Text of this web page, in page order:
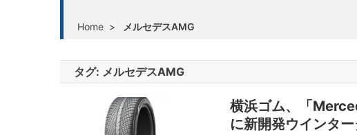
Home > メルセデスAMG
タグ: メルセデスAMG
横浜ゴム、「
に新開発ウインタ